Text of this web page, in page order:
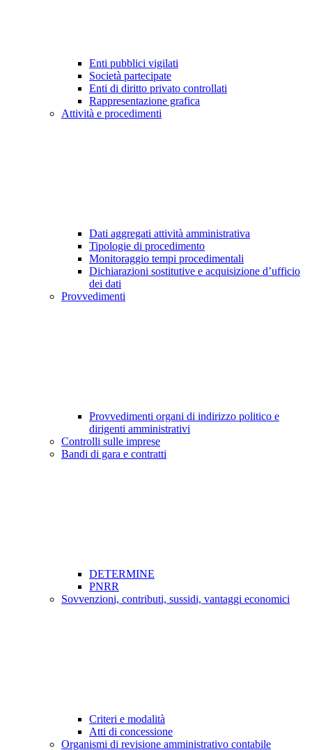
Enti pubblici vigilati
Società partecipate
Enti di diritto privato controllati
Rappresentazione grafica
Attività e procedimenti
Dati aggregati attività amministrativa
Tipologie di procedimento
Monitoraggio tempi procedimentali
Dichiarazioni sostitutive e acquisizione d’ufficio
dei dati
Provvedimenti
Provvedimenti organi di indirizzo politico e
dirigenti amministrativi
Controlli sulle imprese
Bandi di gara e contratti
DETERMINE
PNRR
Sovvenzioni, contributi, sussidi, vantaggi economici
Criteri e modalità
Atti di concessione
Organismi di revisione amministrativo contabile